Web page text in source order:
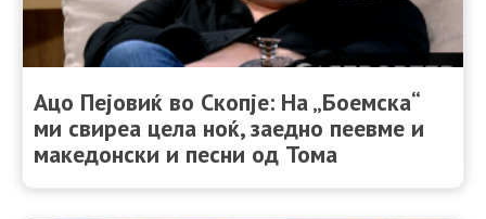
Ацо Пејовиќ во Скопје: На „Боемска“
ми свиреа цела ноќ, заедно пеевме и
македонски и песни од Тома